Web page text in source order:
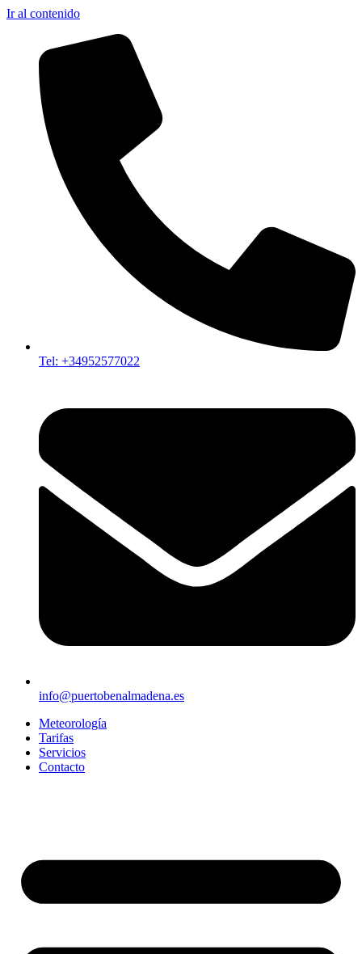
Ir al contenido
Tel: +34952577022
info@puertobenalmadena.es
Meteorología
Tarifas
Servicios
Contacto